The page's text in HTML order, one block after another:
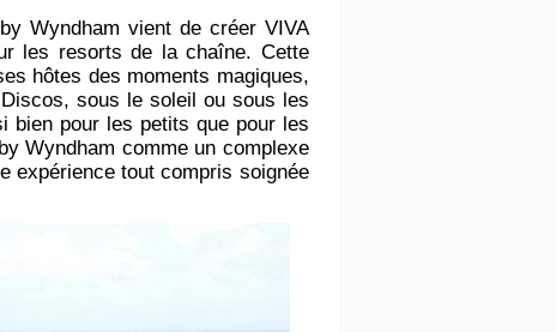
Wyndham vient de créer VIVA
les resorts de la chaîne. Cette
hôtes des moments magiques,
sous le soleil ou sous les
bien pour les petits que pour les
Wyndham comme un complexe
expérience tout compris soignée